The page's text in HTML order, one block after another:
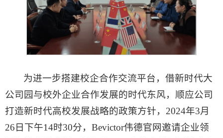
为进一步搭建校企合作交流平台，借新时代大
公司园与校外企业合作发展的时代东风，顺应公司
打造新时代高校发展战略的政策方针，2024年3月
26日下午14时30分，​Bevictor伟德官网邀请企业领